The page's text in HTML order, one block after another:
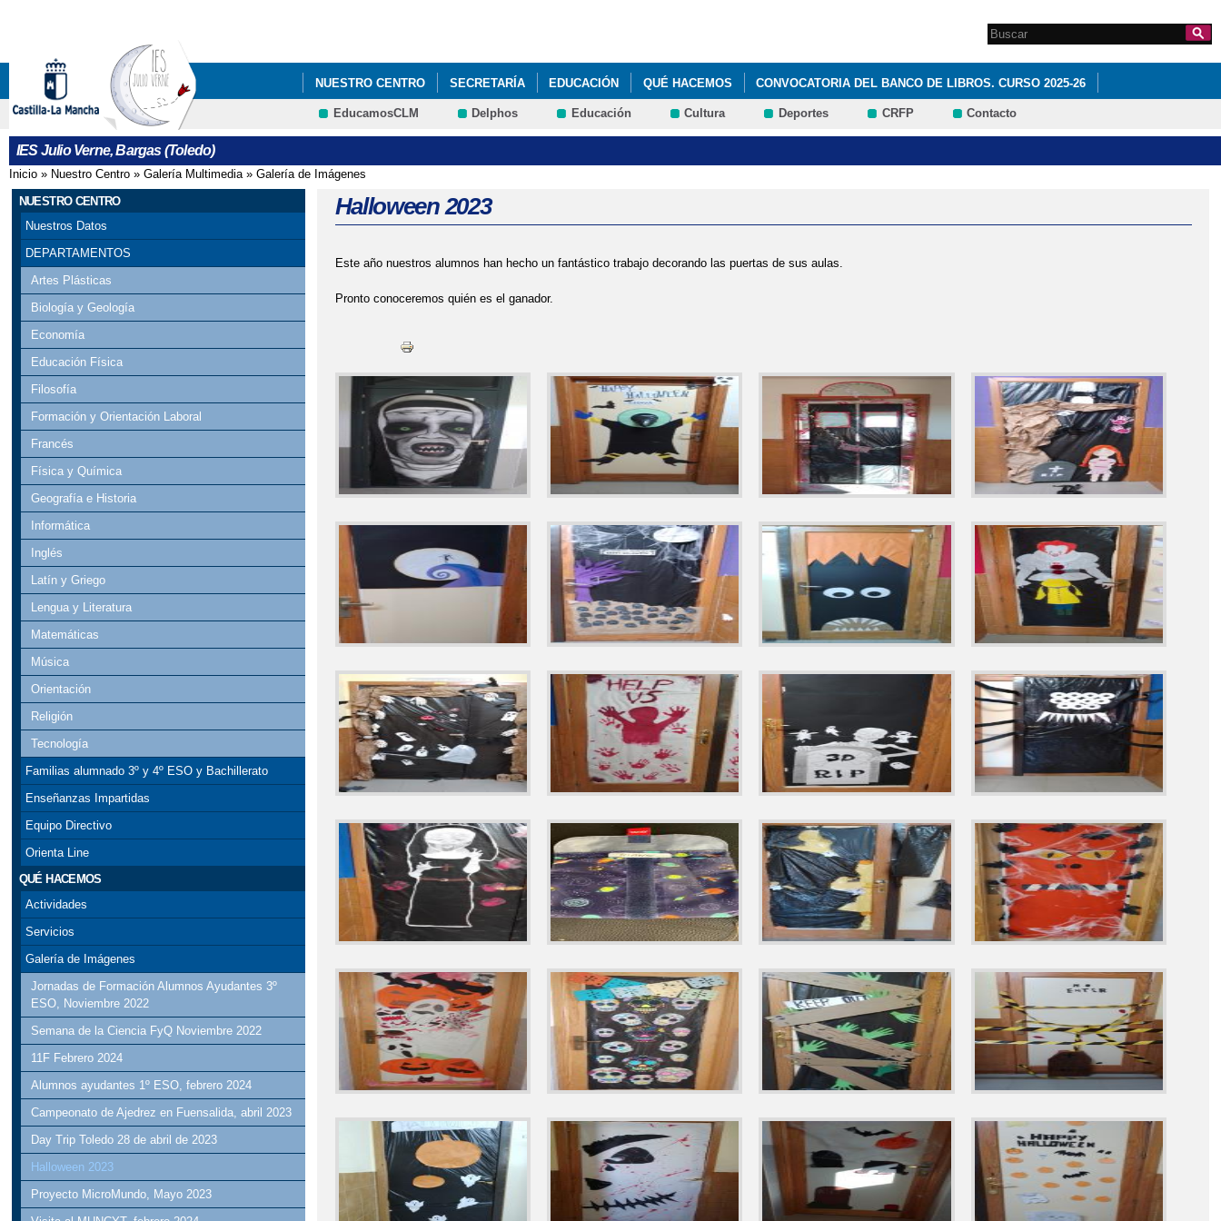
Formulario de
búsqueda
Search this site
NUESTRO CENTRO SECRETARÍA EDUCACIÓN QUÉ HACEMOS CONVOCATORIA DEL BANCO DE LIBROS. CURSO 2025-26
LIBROS DE TEXTO PARA EL CURSO 2024-25
EducamosCLM Delphos Educación Cultura Deportes CRFP Contacto
IES Julio Verne, Bargas (Toledo)
Se encuentra usted aquí
Inicio » Nuestro Centro » Galería Multimedia» Galería de Imágenes
NUESTRO CENTRO
Nuestros Datos
DEPARTAMENTOS
Artes Plásticas
Biología y Geología
Economía
Educación Física
Filosofía
Formación y Orientación Laboral
Francés
Física y Química
Geografía e Historia
Informática
Inglés
Latín y Griego
Lengua y Literatura
Matemáticas
Música
Orientación
Religión
Tecnología
Familias alumnado 3º y 4º ESO y Bachillerato
Enseñanzas Impartidas
Equipo Directivo
Orienta Line
QUÉ HACEMOS
Actividades
Servicios
Galería de Imágenes
Jornadas de Formación Alumnos Ayudantes 3º
ESO, Noviembre 2022
Semana de la Ciencia FyQ Noviembre 2022
11F Febrero 2024
Alumnos ayudantes 1º ESO, febrero 2024
Campeonato de Ajedrez en Fuensalida, abril 2023
Day Trip Toledo 28 de abril de 2023
Halloween 2023
Proyecto MicroMundo, Mayo 2023
Halloween 2023
Este año nuestros alumnos han hecho un fantástico trabajo decorando las puertas de sus aulas.
Pronto conoceremos quién es el ganador.